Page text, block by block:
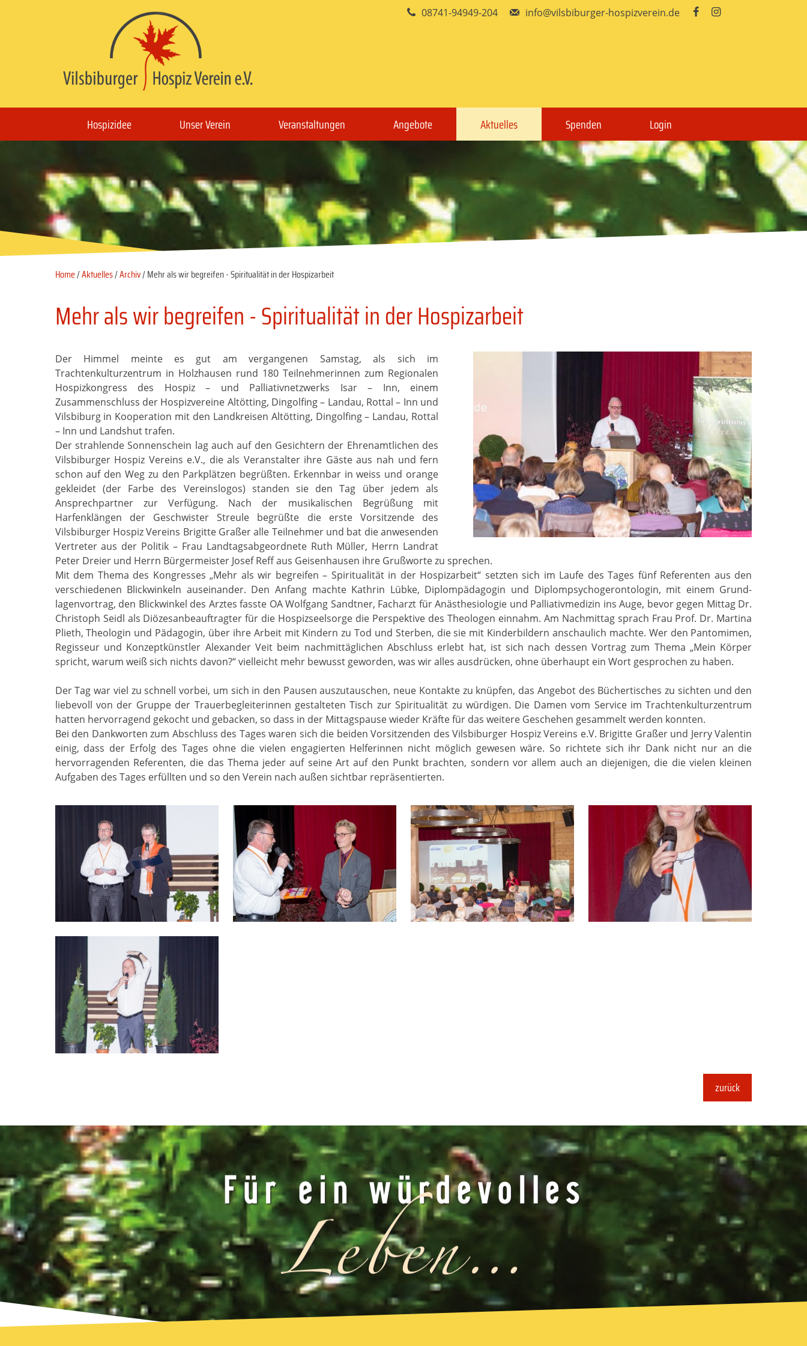
Hospizidee Unser Verein Veranstaltungen Angebote Aktuelles Spenden Login
Home/Aktuelles/Archiv/ Mehr als wir begreifen - Spiritualität in der Hospizarbeit
Mehr als wir begreifen - Spiritualität in der Hospizarbeit
Der Himmel meinte es gut am vergangenen Samstag, als sich im
Trachtenkulturzentrum in Holzhausen rund 180 Teilnehmerinnen zum Regionalen
Hospizkongress des Hospiz – und Palliativnetzwerks Isar – Inn, einem
Zusammenschluss der Hospizvereine Altötting, Dingolfing – Landau, Rottal – Inn und
Vilsbiburg in Kooperation mit den Landkreisen Altötting, Dingolfing – Landau, Rottal
– Inn und Landshut trafen.
Der strahlende Sonnenschein lag auch auf den Gesichtern der Ehrenamtlichen des
Vilsbiburger Hospiz Vereins e.V., die als Veranstalter ihre Gäste aus nah und fern
schon auf den Weg zu den Parkplätzen begrüßten. Erkennbar in weiss und orange
gekleidet (der Farbe des Vereinslogos) standen sie den Tag über jedem als
Ansprechpartner zur Verfügung. Nach der musikalischen Begrüßung mit
Harfenklängen der Geschwister Streule begrüßte die erste Vorsitzende des
Vilsbiburger Hospiz Vereins Brigitte Graßer alle Teilnehmer und bat die anwesenden
Vertreter aus der Politik – Frau Landtagsabgeordnete Ruth Müller, Herrn Landrat
Peter Dreier und Herrn Bürgermeister Josef Reff aus Geisenhausen ihre Grußworte zu sprechen.
Mit dem Thema des Kongresses „Mehr als wir begreifen – Spiritualität in der Hospizarbeit“ setzten sich im Laufe des Tages fünf Referenten aus den
verschiedenen Blickwinkeln auseinander. Den Anfang machte Kathrin Lübke, Diplompädagogin und Diplompsychogerontologin, mit einem Grund-
lagenvortrag, den Blickwinkel des Arztes fasste OA Wolfgang Sandtner, Facharzt für Anästhesiologie und Palliativmedizin ins Auge, bevor gegen Mittag Dr.
Christoph Seidl als Diözesanbeauftragter für die Hospizseelsorge die Perspektive des Theologen einnahm. Am Nachmittag sprach Frau Prof. Dr. Martina
Plieth, Theologin und Pädagogin, über ihre Arbeit mit Kindern zu Tod und Sterben, die sie mit Kinderbildern anschaulich machte. Wer den Pantomimen,
Regisseur und Konzeptkünstler Alexander Veit beim nachmittäglichen Abschluss erlebt hat, ist sich nach dessen Vortrag zum Thema „Mein Körper
spricht, warum weiß sich nichts davon?“ vielleicht mehr bewusst geworden, was wir alles ausdrücken, ohne überhaupt ein Wort gesprochen zu haben.
Der Tag war viel zu schnell vorbei, um sich in den Pausen auszutauschen, neue Kontakte zu knüpfen, das Angebot des Büchertisches zu sichten und den
liebevoll von der Gruppe der Trauerbegleiterinnen gestalteten Tisch zur Spiritualität zu würdigen. Die Damen vom Service im Trachtenkulturzentrum
hatten hervorragend gekocht und gebacken, so dass in der Mittagspause wieder Kräfte für das weitere Geschehen gesammelt werden konnten.
Bei den Dankworten zum Abschluss des Tages waren sich die beiden Vorsitzenden des Vilsbiburger Hospiz Vereins e.V. Brigitte Graßer und Jerry Valentin
einig, dass der Erfolg des Tages ohne die vielen engagierten Helferinnen nicht möglich gewesen wäre. So richtete sich ihr Dank nicht nur an die
hervorragenden Referenten, die das Thema jeder auf seine Art auf den Punkt brachten, sondern vor allem auch an diejenigen, die die vielen kleinen
Aufgaben des Tages erfüllten und so den Verein nach außen sichtbar repräsentierten.
zurück
08741-94949-204 info@vilsbiburger-hospizverein.de  